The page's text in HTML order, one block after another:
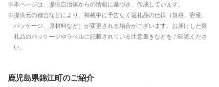
本ページは、提供自治体からの情報に基づき、作成しています。
提供元の都合などにより、掲載中に予告なく返礼品の仕様（規格、容量、
パッケージ、原材料など）が変更される場合がございます。お届けした返
礼品のパッケージやラベルに記載されている注意書きなどをご確認くださ
い。
鹿児島県錦江町のご紹介